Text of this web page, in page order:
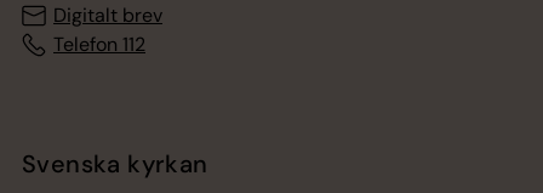
Digitalt brev
Telefon 112
Svenska kyrkan